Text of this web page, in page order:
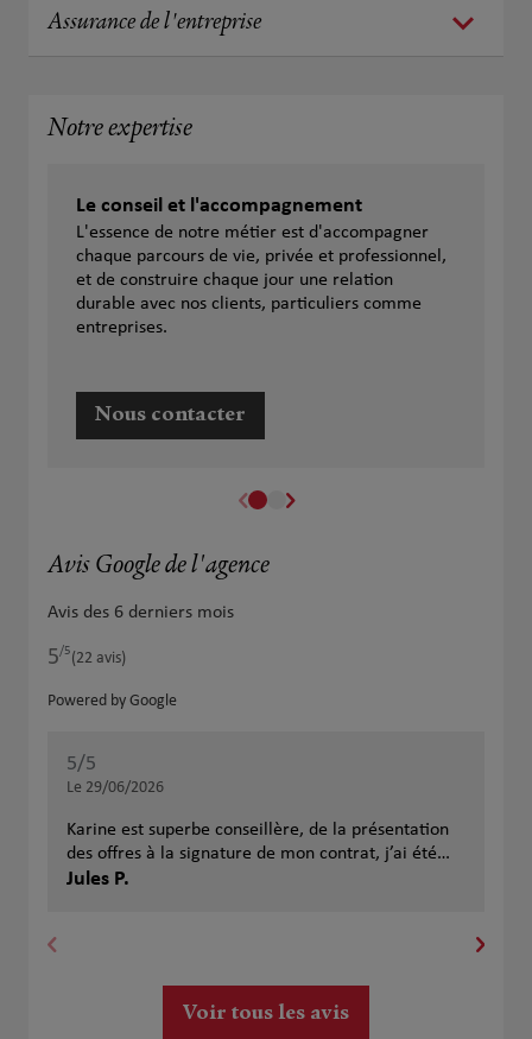
Assurance de l'entreprise
Notre expertise
Le conseil et l'accompagnement
L'essence de notre métier est d'accompagner
chaque parcours de vie, privée et professionnel,
et de construire chaque jour une relation
durable avec nos clients, particuliers comme
entreprises.
Nous contacter
Avis Google de l'agence
Avis des 6 derniers mois
5/5Note de 5 sur 5
(22 avis)
Powered by Google
5/5
Le 29/06/2026
Karine est superbe conseillère, de la présentation
des offres à la signature de mon contrat, j’ai été
suivi à merveille Je recommande à 200%
Jules P.
Voir tous les avis